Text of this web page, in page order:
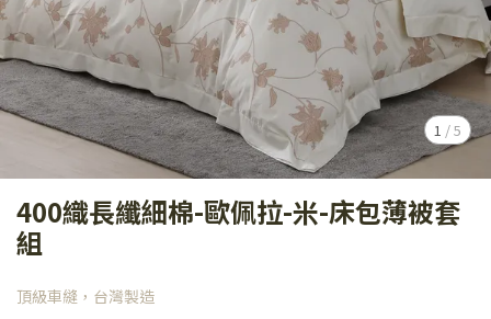
1 /5
400織長纖細棉-歐佩拉-米-床包薄被套
組
頂級車縫，台灣製造